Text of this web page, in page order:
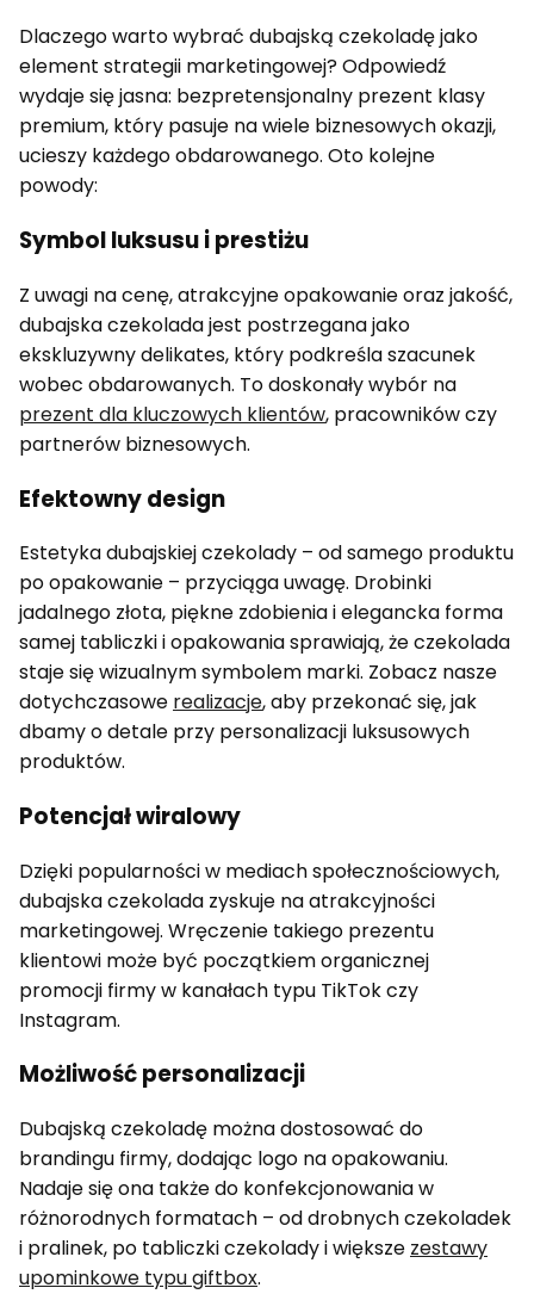
Dlaczego warto wybrać dubajską czekoladę jako
element strategii marketingowej? Odpowiedź
wydaje się jasna: bezpretensjonalny prezent klasy
premium, który pasuje na wiele biznesowych okazji,
ucieszy każdego obdarowanego. Oto kolejne
powody:
Symbol luksusu i prestiżu
Z uwagi na cenę, atrakcyjne opakowanie oraz jakość,
dubajska czekolada jest postrzegana jako
ekskluzywny delikates, który podkreśla szacunek
wobec obdarowanych. To doskonały wybór na
prezent dla kluczowych klientów, pracowników czy
partnerów biznesowych.
Efektowny design
Estetyka dubajskiej czekolady – od samego produktu
po opakowanie – przyciąga uwagę. Drobinki
jadalnego złota, piękne zdobienia i elegancka forma
samej tabliczki i opakowania sprawiają, że czekolada
staje się wizualnym symbolem marki. Zobacz nasze
dotychczasowe realizacje, aby przekonać się, jak
dbamy o detale przy personalizacji luksusowych
produktów.
Potencjał wiralowy
Dzięki popularności w mediach społecznościowych,
dubajska czekolada zyskuje na atrakcyjności
marketingowej. Wręczenie takiego prezentu
klientowi może być początkiem organicznej
promocji firmy w kanałach typu TikTok czy
Instagram.
Możliwość personalizacji
Dubajską czekoladę można dostosować do
brandingu firmy, dodając logo na opakowaniu.
Nadaje się ona także do konfekcjonowania w
różnorodnych formatach – od drobnych czekoladek
i pralinek, po tabliczki czekolady i większe zestawy
upominkowe typu giftbox.